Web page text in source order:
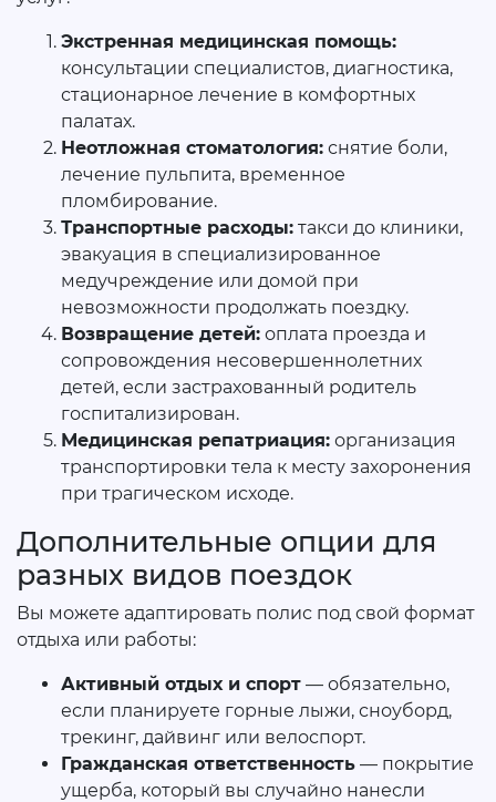
Экстренная медицинская помощь:
консультации специалистов, диагностика,
стационарное лечение в комфортных
палатах.
Неотложная стоматология: снятие боли,
лечение пульпита, временное
пломбирование.
Транспортные расходы: такси до клиники,
эвакуация в специализированное
медучреждение или домой при
невозможности продолжать поездку.
Возвращение детей: оплата проезда и
сопровождения несовершеннолетних
детей, если застрахованный родитель
госпитализирован.
Медицинская репатриация: организация
транспортировки тела к месту захоронения
при трагическом исходе.
Дополнительные опции для
разных видов поездок
Вы можете адаптировать полис под свой формат
отдыха или работы:
Активный отдых и спорт — обязательно,
если планируете горные лыжи, сноуборд,
трекинг, дайвинг или велоспорт.
Гражданская ответственность — покрытие
ущерба, который вы случайно нанесли